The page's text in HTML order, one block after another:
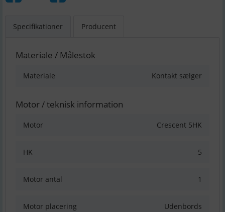
Specifikationer Producent
Materiale / Målestok
Materiale Kontakt sælger
Motor / teknisk information
Motor Crescent 5HK
HK 5
Motor antal 1
Motor placering Udenbords